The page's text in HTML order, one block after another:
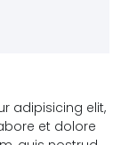
adipisicing elit,
et dolore